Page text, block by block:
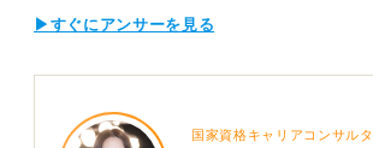
▶すぐにアンサーを見る
国家資格キャリアコンサル